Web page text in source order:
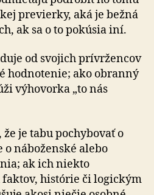
previerky, aká je bežná
ak sa o to pokúsia iní.
od svojich prívržencov
hodnotenie; ako obranný
výhovorka „to nás
je tabu pochybovať o
náboženské alebo
ak ich niekto
histórie či logickým